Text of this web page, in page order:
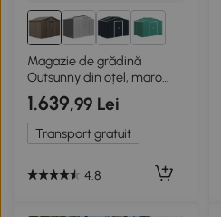
3+
Magazie de grădină
Outsunny din oțel, maro
deschis
1.639,99 Lei
Transport gratuit
4.8